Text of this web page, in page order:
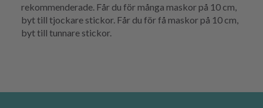
rekommenderade. Får du för många maskor på 10 cm,
byt till tjockare stickor. Får du för få maskor på 10 cm,
byt till tunnare stickor.